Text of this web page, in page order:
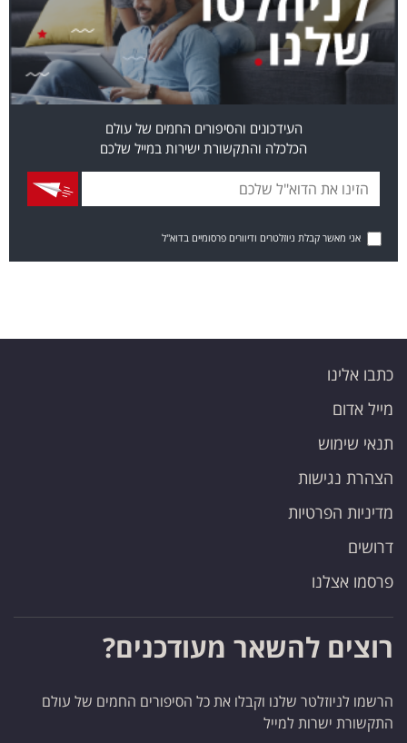
העידכונים והסיפורים החמים של עולם
הכלכלה והתקשורת ישירות במייל שלכם
אני מאשר קבלת ניוזלטרים ודיוורים פרסומיים בדוא"ל
כתבו אלינו
מייל אדום
תנאי שימוש
הצהרת נגישות
מדיניות הפרטיות
דרושים
פרסמו אצלנו
רוצים להשאר מעודכנים?
הרשמו לניוזלטר שלנו וקבלו את כל הסיפורים החמים של עולם
התקשורת ישרות למייל